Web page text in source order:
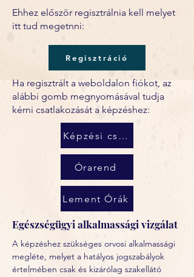
Ehhez először regisztrálnia kell melyet
itt tud megetnni:
Regisztráció
Ha regisztrált a weboldalon fiókot, az
alábbi gomb megnyomásával tudja
kérni csatlakozását a képzéshez:
Képzési csoport
Órarend
Lement Órák
Egészségügyi alkalmassági vizgálat
A képzéshez szükséges orvosi alkalmassági
megléte, melyet a hatályos jogszabályok
értelmében csak és kizárólag szakellátó